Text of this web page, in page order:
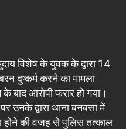
विशेष के युवक के द्वारा 14
दुष्कर्म करने का मामला
आरोपी फरार हो गया।
उनके द्वारा थाना बनबसा में
होने की वजह से पुलिस तत्काल